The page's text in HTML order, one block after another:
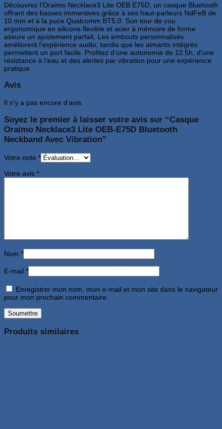
Bluetooth
Neckband
Avec
Vibration
Découvrez l’Oraimo Necklace3 Lite OEB E75D, un casque Bluetooth
offrant des basses immersives grâce à ses haut-parleurs NdFeB de
10 mm et à la puce Qualcomm BT5.0. Son tour de cou
ergonomique en silicone flexible et acier à mémoire de forme
assure un ajustement parfait. Les embouts personnalisés
améliorent l’expérience audio, tandis que les aimants intégrés
permettent un port facile. Profitez d’une autonomie de 12.5h, d’une
résistance à l’eau et des alertes par vibration pour une expérience
pratique.
Avis
Il n’y a pas encore d’avis.
Soyez le premier à laisser votre avis sur “Casque
Oraimo Necklace3 Lite OEB-E75D Bluetooth
Neckband Avec Vibration”
Votre note *
Votre avis *
Nom *
E-mail *
Enregistrer mon nom, mon e-mail et mon site dans le navigateur
pour mon prochain commentaire.
Produits similaires